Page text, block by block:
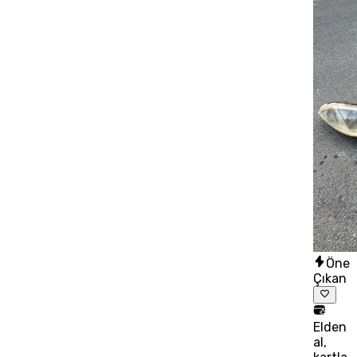
Öne
Çıkan
Elden
al,